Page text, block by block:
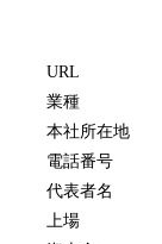
URL
業種
本社所在地
電話番号
代表者名
上場